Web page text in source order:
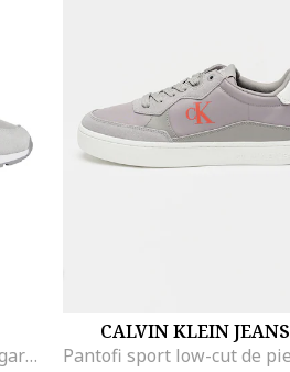
Pantofi sport Treziod 2 cu garnituri din piele intoarsa, Gri/Gri deschis
CALVIN KLEIN JEANS